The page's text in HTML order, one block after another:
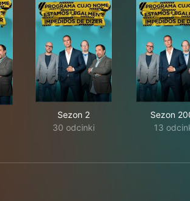
Sezon 2
30 odcinki
Sezon
13